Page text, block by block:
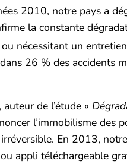
2010, notre pays a
la constante
nécessitant un entretien
26 % des accidents
de l’étude «
l’immobilisme des
En 2013,
appli téléchargeable